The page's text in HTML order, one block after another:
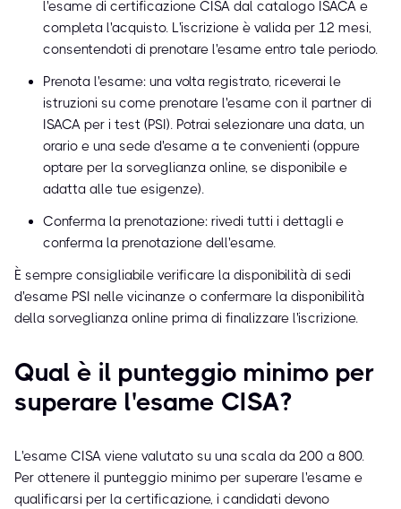
l'esame di certificazione CISA dal catalogo ISACA e
completa l'acquisto. L'iscrizione è valida per 12 mesi,
consentendoti di prenotare l'esame entro tale periodo.
Prenota l'esame: una volta registrato, riceverai le
istruzioni su come prenotare l'esame con il partner di
ISACA per i test (PSI). Potrai selezionare una data, un
orario e una sede d'esame a te convenienti (oppure
optare per la sorveglianza online, se disponibile e
adatta alle tue esigenze).
Conferma la prenotazione: rivedi tutti i dettagli e
conferma la prenotazione dell'esame.
È sempre consigliabile verificare la disponibilità di sedi
d'esame PSI nelle vicinanze o confermare la disponibilità
della sorveglianza online prima di finalizzare l'iscrizione.
Qual è il punteggio minimo per
superare l'esame CISA?
L'esame CISA viene valutato su una scala da 200 a 800.
Per ottenere il punteggio minimo per superare l'esame e
qualificarsi per la certificazione, i candidati devono